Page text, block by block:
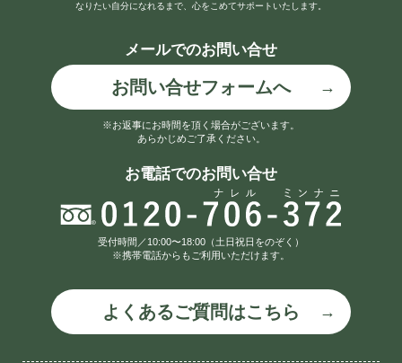
なりたい自分になれるまで、心をこめてサポートいたします。
メールでのお問い合せ
お問い合せフォームへ
※お返事にお時間を頂く場合がございます。
あらかじめご了承ください。
お電話でのお問い合せ
受付時間／10:00〜18:00（土日祝日をのぞく）
※携帯電話からもご利用いただけます。
よくあるご質問はこちら